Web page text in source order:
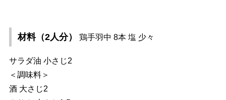
材料（2人分） 鶏手羽中 8本 塩 少々
サラダ油 小さじ2
＜調味料＞
酒 大さじ2